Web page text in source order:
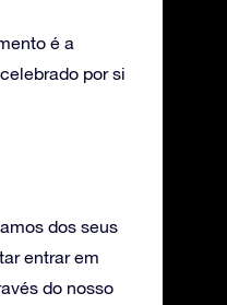
é a
por si
dos seus
entrar em
do nosso